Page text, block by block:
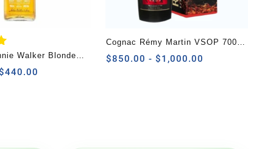
Walker Blonde
700 ml
440.00
Cognac Rémy Martin VSOP 700
ml
$850.00 - $1,000.00